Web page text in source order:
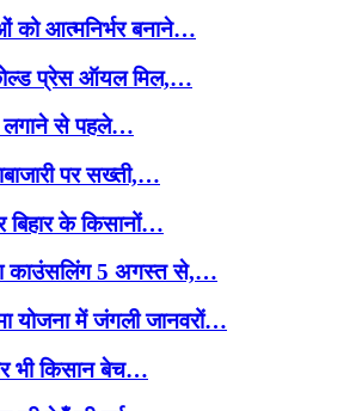
को आत्मनिर्भर बनाने…
प्रेस ऑयल मिल,…
लगाने से पहले…
पर सख्ती,…
बिहार के किसानों…
काउंसलिंग 5 अगस्त से,…
योजना में जंगली जानवरों…
भी किसान बेच…